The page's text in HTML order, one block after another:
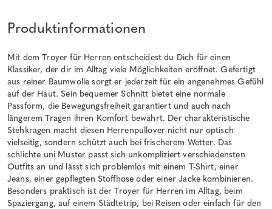
Produktinformationen
Mit dem Troyer für Herren entscheidest du Dich für einen
Klassiker, der dir im Alltag viele Möglichkeiten eröffnet. Gefertigt
aus reiner Baumwolle sorgt er jederzeit für ein angenehmes Gefühl
auf der Haut. Sein bequemer Schnitt bietet eine normale
Passform, die Bewegungsfreiheit garantiert und auch nach
längerem Tragen ihren Komfort bewahrt. Der charakteristische
Stehkragen macht diesen Herrenpullover nicht nur optisch
vielseitig, sondern schützt auch bei frischerem Wetter. Das
schlichte uni Muster passt sich unkompliziert verschiedensten
Outfits an und lässt sich problemlos mit einem T-Shirt, einer
Jeans, einer gepflegten Stoffhose oder einer Jacke kombinieren.
Besonders praktisch ist der Troyer für Herren im Alltag, beim
Spaziergang, auf einem Städtetrip, bei Reisen oder einfach für den